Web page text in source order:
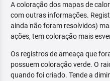
A coloração dos mapas de
com outras informações.
ainda não foram resolvidos)
ações, tem coloração mais
Os registros de ameaça que
possuem coloração verde. O
quando foi criado. Tende a